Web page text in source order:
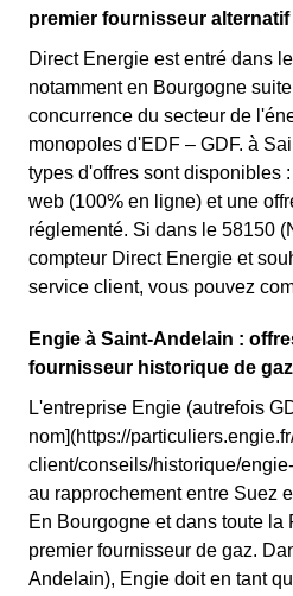
premier fournisseur alternatif
Direct Energie est entré dans
notamment en Bourgogne
concurrence du secteur de
monopoles d'EDF – GDF. à
types d'offres sont disponibles
web (100% en ligne) et une
réglementé. Si dans le 58150
compteur Direct Energie et
service client, vous pouvez
Engie à Saint-Andelain :
fournisseur historique de gaz
L'entreprise Engie (autrefois
nom](https://
client/conseils/historique/
au rapprochement entre Suez
En Bourgogne et dans toute la
premier fournisseur de gaz.
Andelain), Engie doit en tant